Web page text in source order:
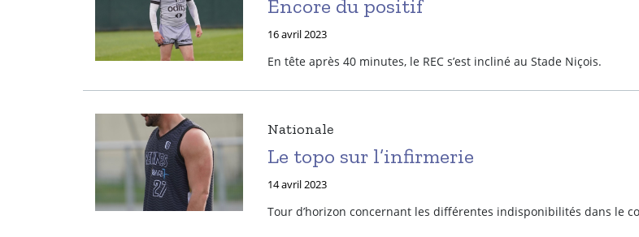
Encore du positif
16 avril 2023
En tête après 40 minutes, le REC s’est incliné au Stade Niçois.
Nationale
Le topo sur l’infirmerie
14 avril 2023
Tour d’horizon concernant les différentes indisponibilités dans le